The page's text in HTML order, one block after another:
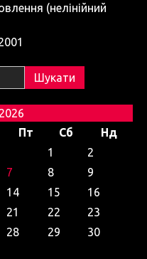
(нелінійний
Пт Сб
Нд
1
2
7 8
9
14 15
16
21 22
23
28 29
30